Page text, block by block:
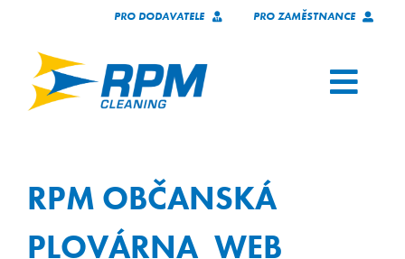
PRO DODAVATELE PRO ZAMĚSTNANCE
OUR CLIENTS
RPM OBČANSKÁ
PLOVÁRNA_WEB